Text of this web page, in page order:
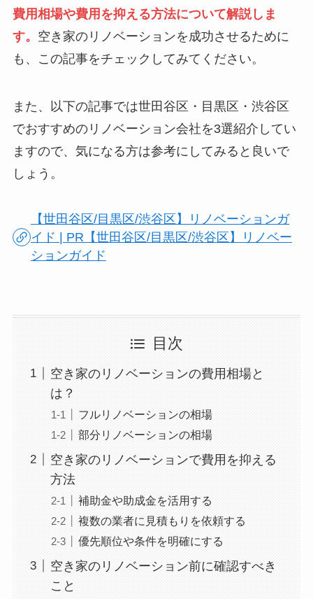
費用相場や費用を抑える方法について解説しま
す。 空き家のリノベーションを成功させるために
も、この記事をチェックしてみてください。
また、以下の記事では世田谷区・目黒区・渋谷区
でおすすめのリノベーション会社を3選紹介してい
ますので、気になる方は参考にしてみると良いで
しょう。
【世田谷区/目黒区/渋谷区】リノベーションガ
イド | PR【世田谷区/目黒区/渋谷区】リノベー
ションガイド
目次
空き家のリノベーションの費用相場と
は？
フルリノベーションの相場
部分リノベーションの相場
空き家のリノベーションで費用を抑える
方法
補助金や助成金を活用する
複数の業者に見積もりを依頼する
優先順位や条件を明確にする
空き家のリノベーション前に確認すべき
こと